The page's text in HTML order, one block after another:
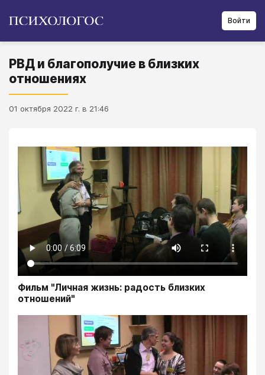
Войти
РВД и благополучие в близких
отношениях
01 октября 2022 г. в 21:46
Фильм "Личная жизнь: радость близких
отношений"